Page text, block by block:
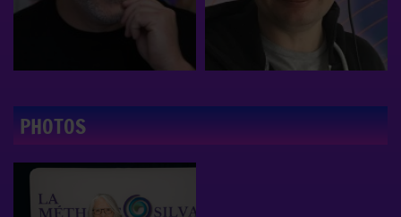
PHOTOS